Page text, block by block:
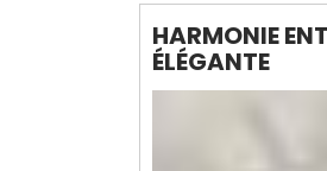
HARMONIE
ÉLÉGANTE